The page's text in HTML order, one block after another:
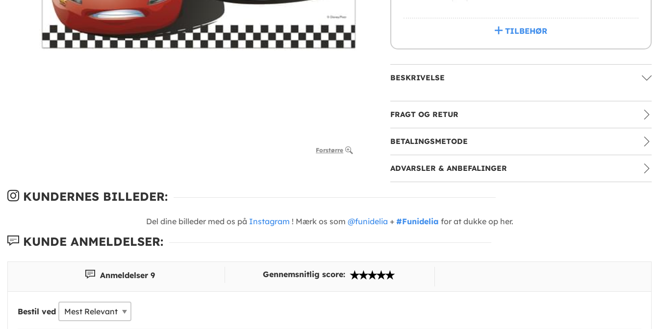
Forstørre
TILBEHØR
BESKRIVELSE
FRAGT OG RETUR
BETALINGSMETODE
ADVARSLER & ANBEFALINGER
KUNDERNES BILLEDER:
Del dine billeder med os på Instagram ! Mærk os som @funidelia + #Funidelia for at dukke op her.
KUNDE ANMELDELSER:
Anmeldelser 9 Gennemsnitlig score:
Bestil ved